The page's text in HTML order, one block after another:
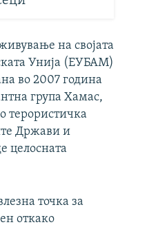
на својата
Унија (ЕУБАМ)
во 2007 година
група Хамас,
терористичка
Држави и
целосната
точка за
откако